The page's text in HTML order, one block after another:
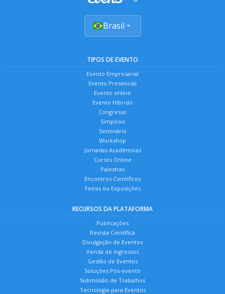
Brasil
TIPOS DE EVENTO
Evento Empresarial
Evento Presencial
Evento online
Evento Híbrido
Congresso
Simpósio
Seminário
Workshop
Jornadas Acadêmicas
Cursos Online
Palestras
Encontros Científicos
Feiras ou Exposições
RECURSOS DA PLATAFORMA
Publicações
Revista Científica
Divulgação de Eventos
Venda de Ingressos
Gestão de Eventos
Soluções Pós-evento
Submissão de Trabalhos
Tecnologia para Eventos